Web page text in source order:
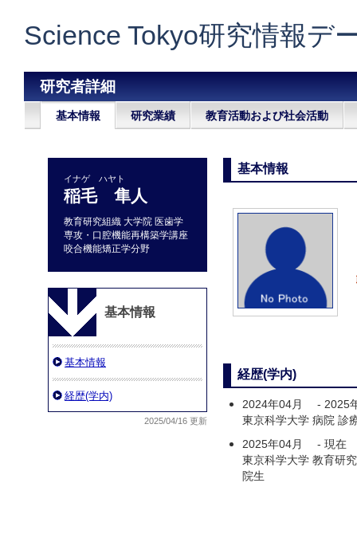
Science Tokyo研究情報デ
研究者詳細
基本情報 研究業績 教育活動および社会活動
イナゲ ハヤト
稲毛 隼人
教育研究組織 大学院 医歯学
専攻・口腔機能再構築学講座
咬合機能矯正学分野
基本情報
基本情報
経歴(学内)
2025/04/16 更新
基本情報
経歴(学内)
2024年04月 - 2025
東京科学大学 病院 診
2025年04月
- 現在
東京科学大学 教育研
院生